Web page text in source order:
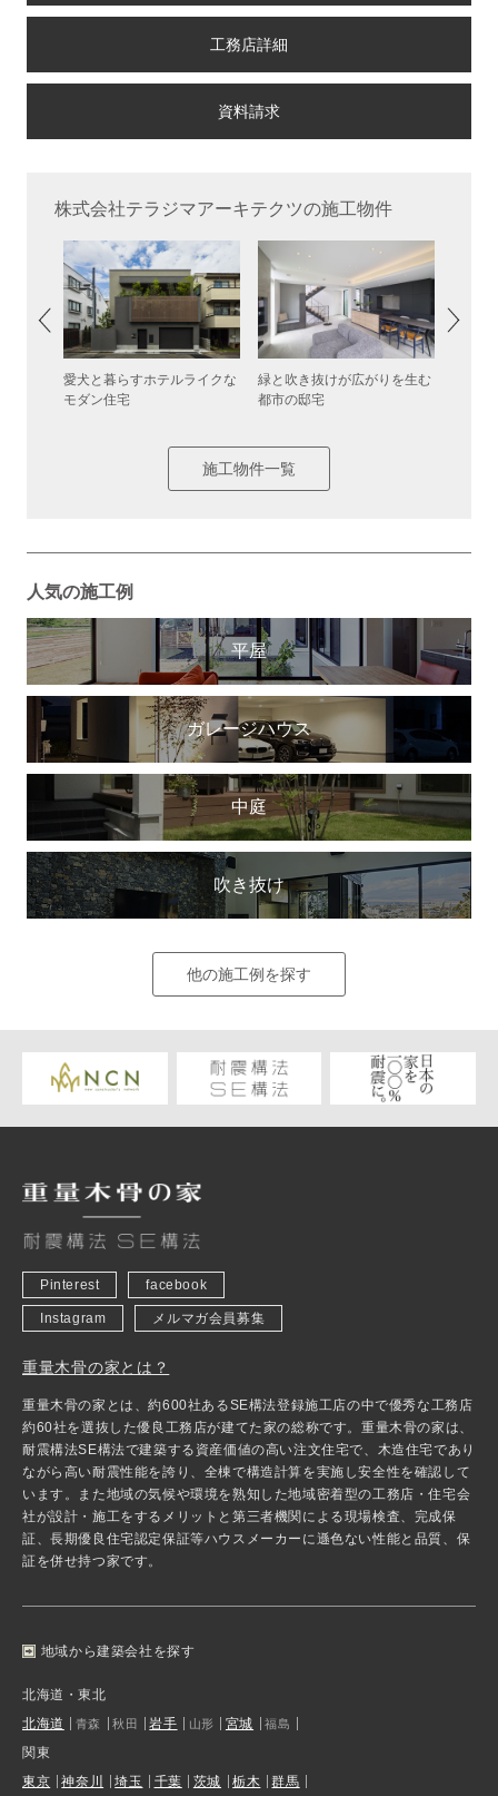
工務店詳細
株式会社テラジマアーキテクツの施工物件
愛犬と暮らすホテルライクな
モダン住宅
緑と吹き抜けが広がりを生む
都市の邸宅
施工物件一覧
人気の施工例
平屋
ガレージハウス
中庭
吹き抜け
他の施工例を探す
Pinterest facebook
Instagram メルマガ会員募集
重量木骨の家とは？
重量木骨の家とは、約600社あるSE構法登録施工店の中で優秀な工務店
約60社を選抜した優良工務店が建てた家の総称です。重量木骨の家は、
耐震構法SE構法で建築する資産価値の高い注文住宅で、木造住宅であり
ながら高い耐震性能を誇り、全棟で構造計算を実施し安全性を確認して
います。また地域の気候や環境を熟知した地域密着型の工務店・住宅会
社が設計・施工をするメリットと第三者機関による現場検査、完成保
証、長期優良住宅認定保証等ハウスメーカーに遜色ない性能と品質、保
証を併せ持つ家です。
地域から建築会社を探す
北海道・東北
北海道
青森 秋田 岩手 山形 宮城 福島
関東
東京
神奈川 埼玉 千葉 茨城 栃木
群馬